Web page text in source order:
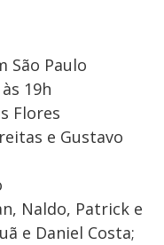
São Paulo
19h
Flores
e Gustavo
Naldo, Patrick e
e Daniel Costa;